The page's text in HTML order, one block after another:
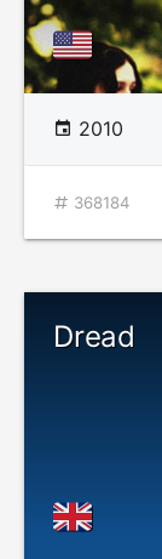
2010
368184
Dread